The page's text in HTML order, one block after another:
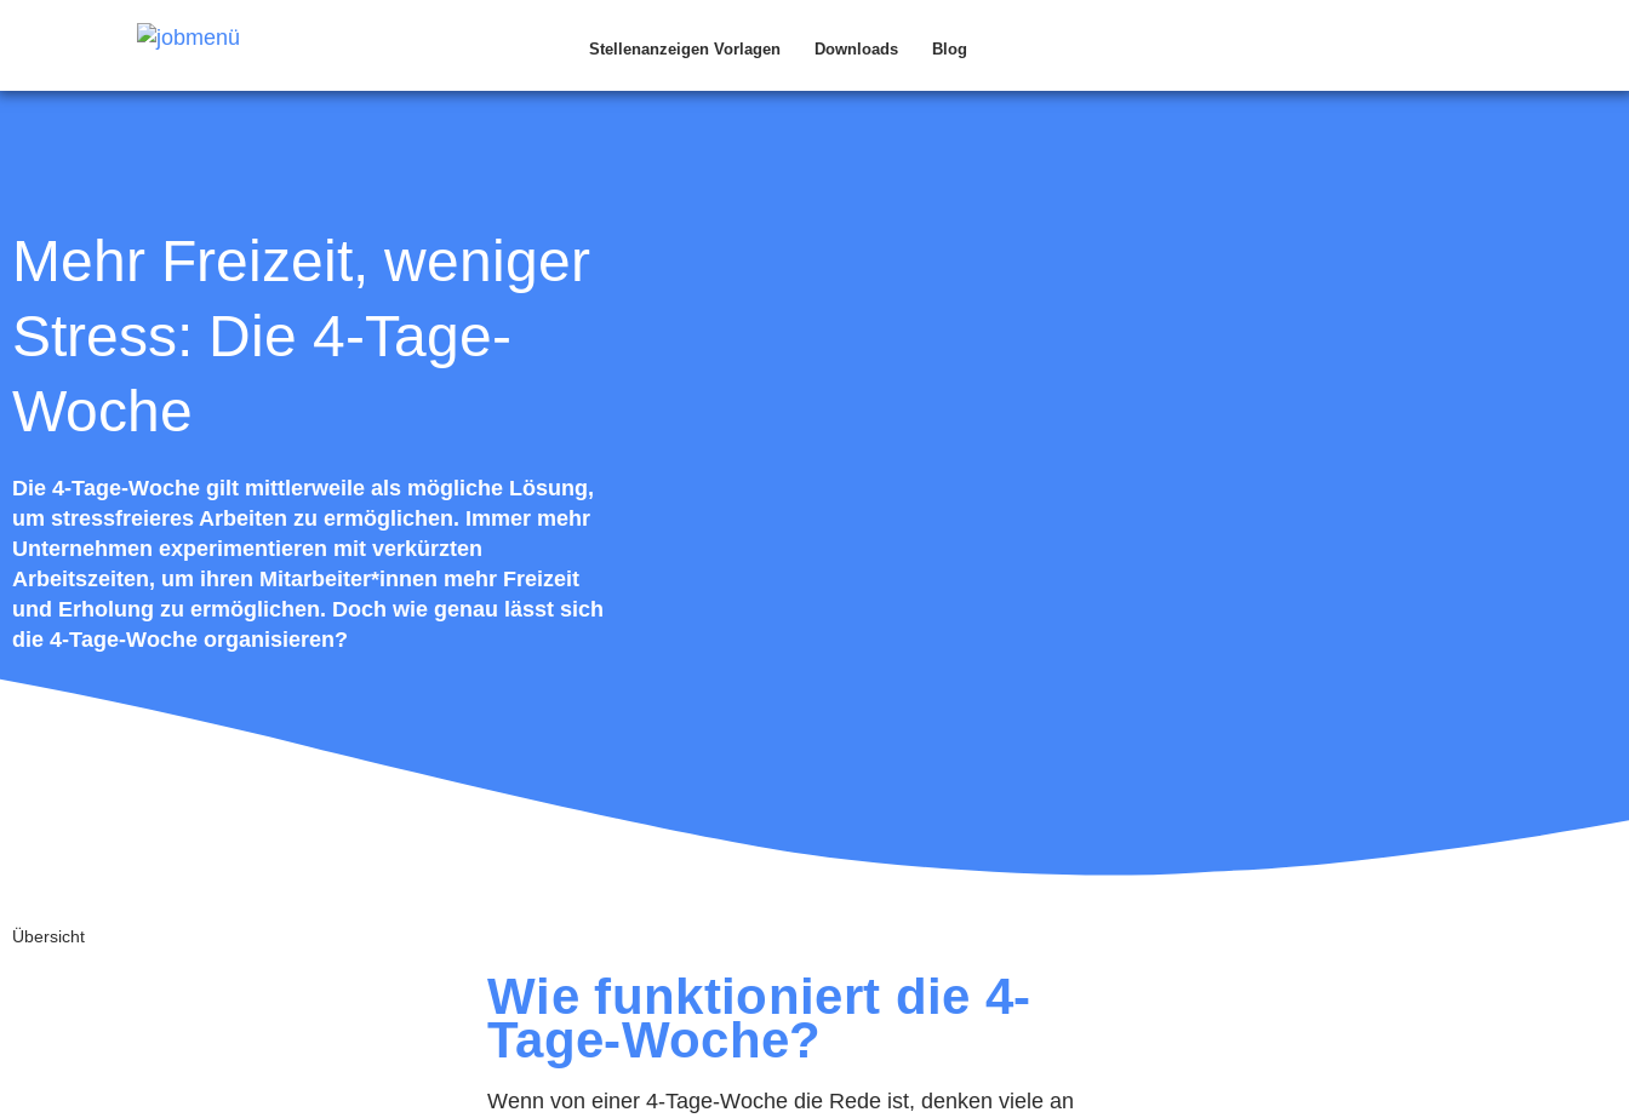
Stellenanzeigen Vorlagen Downloads Blog
Mehr Freizeit, weniger
Stress: Die 4-Tage-
Woche
Die 4-Tage-Woche gilt mittlerweile als mögliche Lösung,
um stressfreieres Arbeiten zu ermöglichen. Immer mehr
Unternehmen experimentieren mit verkürzten
Arbeitszeiten, um ihren Mitarbeiter*innen mehr Freizeit
und Erholung zu ermöglichen. Doch wie genau lässt sich
die 4-Tage-Woche organisieren?
Übersicht
Wie funktioniert die 4-
Tage-Woche?
Wenn von einer 4-Tage-Woche die Rede ist, denken viele an